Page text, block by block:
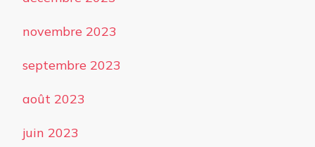
novembre 2023
septembre 2023
août 2023
juin 2023